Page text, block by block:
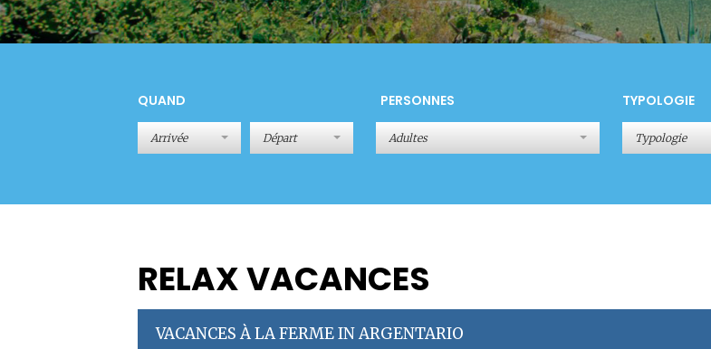
QUAND PERSONNES
Adultes
TYPOLOGIE
Typologie
RELAX VACANCES
VACANCES À LA FERME IN ARGENTARIO